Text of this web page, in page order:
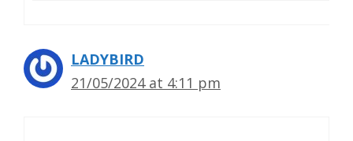
LADYBIRD
21/05/2024 at 4:11 pm